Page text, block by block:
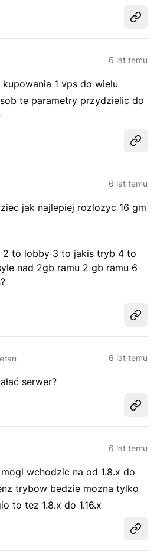
6 lat temu
1 vps do wielu
te parametry przydzielic do
6 lat temu
jak najlepiej rozlozyc 16 gm
2 to lobby 3 to jakis tryb 4 to
nad 2gb ramu 2 gb ramu 6
6 lat temu
serwer?
6 lat temu
wchodzic na od 1.8.x do
trybow bedzie mozna tylko
to tez 1.8.x do 1.16.x